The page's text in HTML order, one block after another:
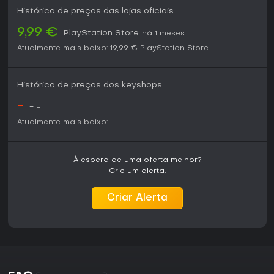
valoriza jogos focados em domínio mecânico em vez de
completo, com todos os modos e ferramentas de
personalização.
Histórico de preços das lojas oficiais
9,99 € PlayStation Store
há 1 meses
Atualmente mais baixo: 19,99 € PlayStation Store
Histórico de preços dos keyshops
- - -
Atualmente mais baixo: - -
À espera de uma oferta melhor?
Crie um alerta.
Criar Alerta